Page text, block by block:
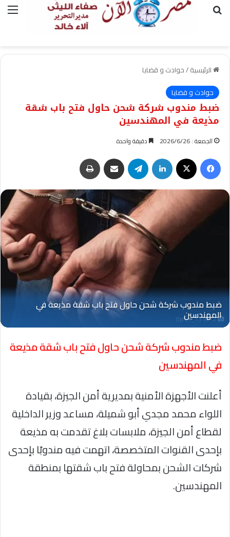
بحث عن
الرئيسية/حوادث و قضايا
حوادث و قضايا
ضبط مندوب شركة شحن حاول فتح باب شقة
مذيعة في المهندسين
الجمعة : 2026/6/26 دقيقة واحدة
فيسبوك لينكدإن تيلقرام مشاركة عبر البريد
Oplus_131072
ضبط مندوب شركة شحن حاول فتح باب شقة مذيعة
في المهندسين
أعلنت الأجهزة الأمنية بمديرية أمن الجيزة، بقيادة
اللواء محمد مجدي أبو شميلة، مساعد وزير الداخلية
لقطاع أمن الجيزة، ملابسات بلاغ تقدمت به مذيعة
بإحدى القنوات المتخصصة، اتهمت فيه مندوبًا بإحدى
شركات الشحن بمحاولة فتح باب شقتها بمنطقة
المهندسين.